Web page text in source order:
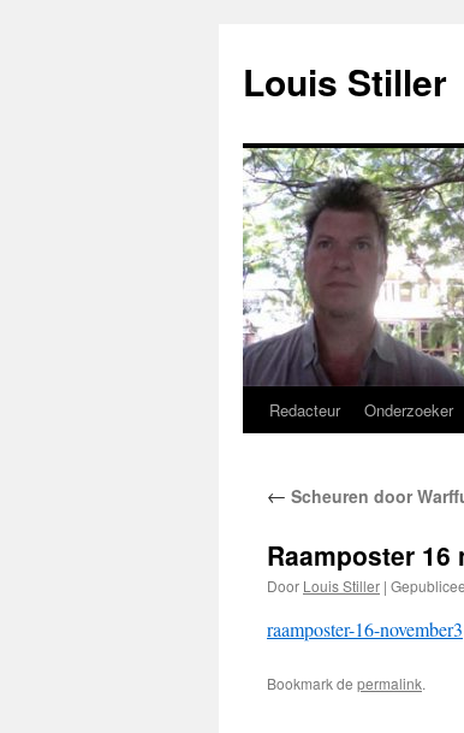
inhoud
Louis Stiller
Redacteur Onderzoeker
← Scheuren door
Raamposter 16
Door Louis Stiller |
raamposter-16-november3
Bookmark de permalink.